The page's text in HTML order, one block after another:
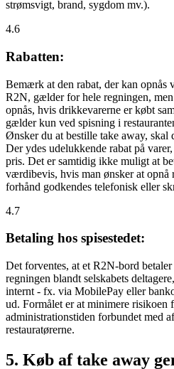
strømsvigt, brand, sygdom mv.).
4.6
Rabatten:
Bemærk at den rabat, der kan opnås
R2N, gælder for hele regningen,
opnås, hvis drikkevarerne er købt
gælder kun ved spisning i
Ønsker du at bestille take away, skal
Der ydes udelukkende rabat på
pris. Det er samtidig ikke muligt at
værdibevis, hvis man ønsker at opnå
forhånd godkendes telefonisk eller
4.7
Betaling hos spisestedet:
Det forventes, at et R2N-bord
regningen blandt selskabets
internt - fx. via MobilePay eller
ud. Formålet er at minimere risikoen
administrationstiden forbundet med
restauratørerne.
5. Køb af take away